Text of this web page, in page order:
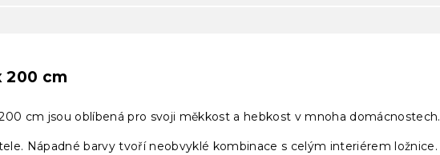
200 cm
cm jsou oblíbená pro svoji měkkost a hebkost v mnoha domácnostech.
Nápadné barvy tvoří neobvyklé kombinace s celým interiérem ložnice.